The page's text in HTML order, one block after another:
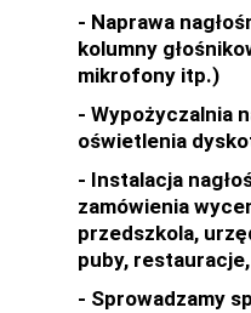
- Naprawa
kolumny
mikrofony itp.)
- Wypożyczalnia
oświetlenia
- Instalacja
zamówienia
przedszkola,
puby,
- Sprowadzamy